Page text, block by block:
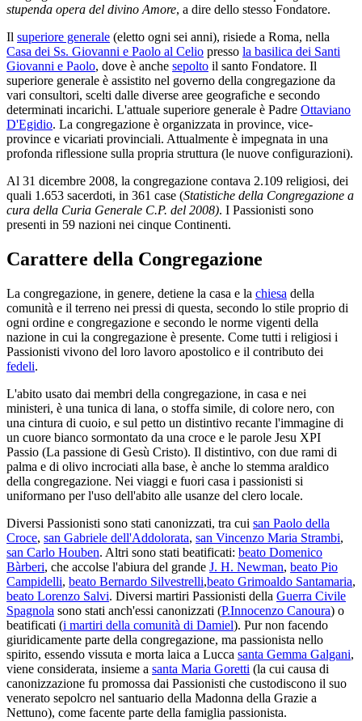
stupenda opera del divino Amore, a dire dello stesso Fondatore.
Il superiore generale (eletto ogni sei anni), risiede a Roma, nella
Casa dei Ss. Giovanni e Paolo al Celio presso la basilica dei Santi
Giovanni e Paolo, dove è anche sepolto il santo Fondatore. Il
superiore generale è assistito nel governo della congregazione da
vari consultori, scelti dalle diverse aree geografiche e secondo
determinati incarichi. L'attuale superiore generale è Padre Ottaviano
D'Egidio. La congregazione è organizzata in province, vice-
province e vicariati provinciali. Attualmente è impegnata in una
profonda riflessione sulla propria struttura (le nuove configurazioni).
Al 31 dicembre 2008, la congregazione contava 2.109 religiosi, dei
quali 1.653 sacerdoti, in 361 case (Statistiche della Congregazione a
cura della Curia Generale C.P. del 2008). I Passionisti sono
presenti in 59 nazioni nei cinque Continenti.
Carattere della Congregazione
La congregazione, in genere, detiene la casa e la chiesa della
comunità e il terreno nei pressi di questa, secondo lo stile proprio di
ogni ordine e congregazione e secondo le norme vigenti della
nazione in cui la congregazione è presente. Come tutti i religiosi i
Passionisti vivono del loro lavoro apostolico e il contributo dei
fedeli.
L'abito usato dai membri della congregazione, in casa e nei
ministeri, è una tunica di lana, o stoffa simile, di colore nero, con
una cintura di cuoio, e sul petto un distintivo recante l'immagine di
un cuore bianco sormontato da una croce e le parole Jesu XPI
Passio (La passione di Gesù Cristo). Il distintivo, con due rami di
palma e di olivo incrociati alla base, è anche lo stemma araldico
della congregazione. Nei viaggi e fuori casa i passionisti si
uniformano per l'uso dell'abito alle usanze del clero locale.
Diversi Passionisti sono stati canonizzati, tra cui san Paolo della
Croce, san Gabriele dell'Addolorata, san Vincenzo Maria Strambi,
san Carlo Houben. Altri sono stati beatificati: beato Domenico
Bàrberi, che accolse l'abiura del grande J. H. Newman, beato Pio
Campidelli, beato Bernardo Silvestrelli,beato Grimoaldo Santamaria,
beato Lorenzo Salvi. Diversi martiri Passionisti della Guerra Civile
Spagnola sono stati anch'essi canonizzati (P.Innocenzo Canoura) o
beatificati (i martiri della comunità di Damiel). Pur non facendo
giuridicamente parte della congregazione, ma passionista nello
spirito, essendo vissuta e morta laica a Lucca santa Gemma Galgani,
viene considerata, insieme a santa Maria Goretti (la cui causa di
canonizzazione fu promossa dai Passionisti che custodiscono il suo
venerato sepolcro nel santuario della Madonna della Grazie a
Nettuno), come facente parte della famiglia passionista.